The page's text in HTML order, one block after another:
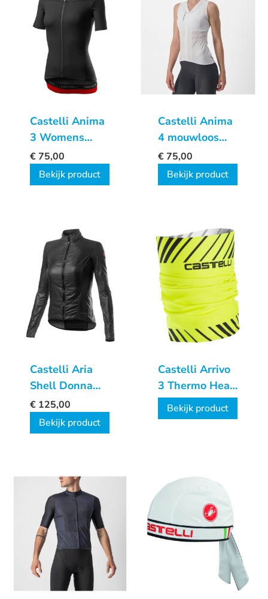
Castelli Anima
3 Womens
Jersey
€75,00
Bekijk product
Castelli Anima
4 mouwloos
fietsshirt
dames
€75,00
Bekijk product
Castelli Aria
Shell Donna
Jacket
€ 125,00
Bekijk product
Castelli Arrivo
3 Thermo Head
Thingy
Bekijk product